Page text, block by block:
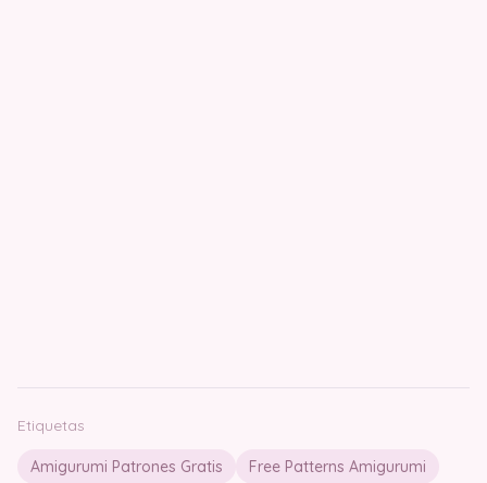
Etiquetas
Amigurumi Patrones Gratis Free Patterns Amigurumi